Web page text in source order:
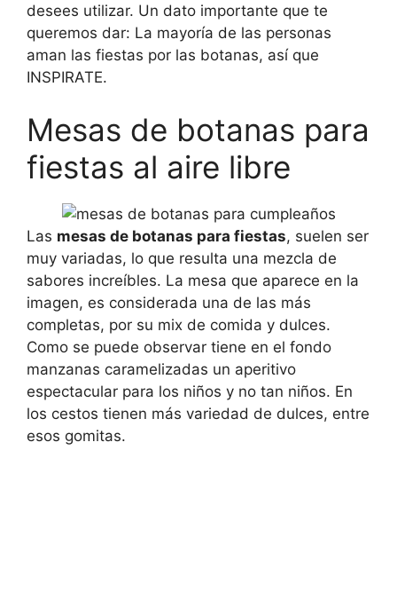
desees utilizar. Un dato importante que te
queremos dar: La mayoría de las personas
aman las fiestas por las botanas, así que
INSPIRATE.
Mesas de botanas para
fiestas al aire libre
Las mesas de botanas para fiestas, suelen ser
muy variadas, lo que resulta una mezcla de
sabores increíbles. La mesa que aparece en la
imagen, es considerada una de las más
completas, por su mix de comida y dulces.
Como se puede observar tiene en el fondo
manzanas caramelizadas un aperitivo
espectacular para los niños y no tan niños. En
los cestos tienen más variedad de dulces, entre
esos gomitas.